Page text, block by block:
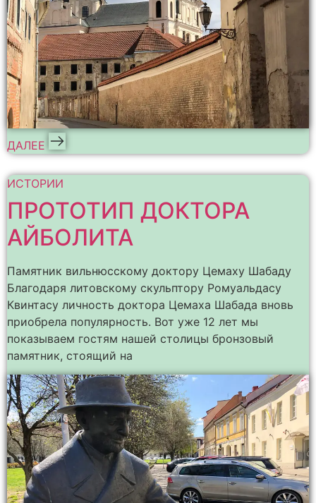
ДАЛЕЕ
ИСТОРИИ
ПРОТОТИП ДОКТОРА
АЙБОЛИТА
Памятник вильнюсскому доктору Цемаху Шабаду
Благодаря литовскому скульптору Ромуальдасу
Квинтасу личность доктора Цемаха Шабада вновь
приобрела популярность. Вот уже 12 лет мы
показываем гостям нашей столицы бронзовый
памятник, стоящий на